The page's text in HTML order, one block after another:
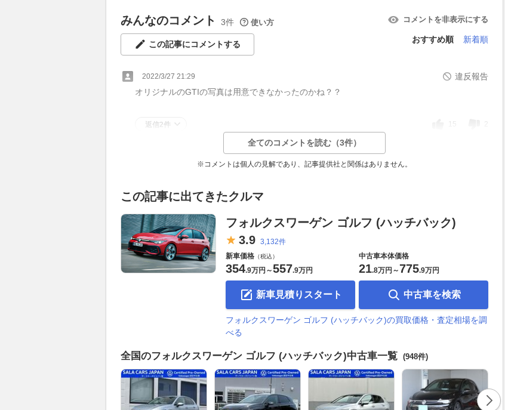
みんなのコメント 3件 使い方 コメントを非表示にする
この記事にコメントする
おすすめ順 新着順
2022/3/27 21:29
違反報告
オリジナルのGTIの写真は用意できなかったのかね？？
返信2件 15
全てのコメントを読む（3件）
※コメントは個人の見解であり、記事提供社と関係はありません。
この記事に出てきたクルマ
フォルクスワーゲン ゴルフ (ハッチバック)
3.9 3,132件
新車価格 （税込）
354.9万円 ～557.9万円
新車見積りスタート
中古車本体価格
21.8万円 ～775.9万円
中古車を検索
フォルクスワーゲン ゴルフ (ハッチバック)の買取価格・査定相場を調
べる
全国のフォルクスワーゲン ゴルフ (ハッチバック)中古車一覧 (948件)